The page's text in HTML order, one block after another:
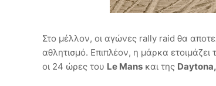
Στο μέλλον, οι αγώνες rally raid θα
αθλητισμό. Επιπλέον, η μάρκα
οι 24 ώρες του Le Mans και της Daytona,